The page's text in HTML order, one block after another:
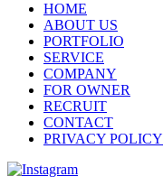
HOME
ABOUT US
PORTFOLIO
SERVICE
COMPANY
FOR OWNER
RECRUIT
CONTACT
PRIVACY POLICY